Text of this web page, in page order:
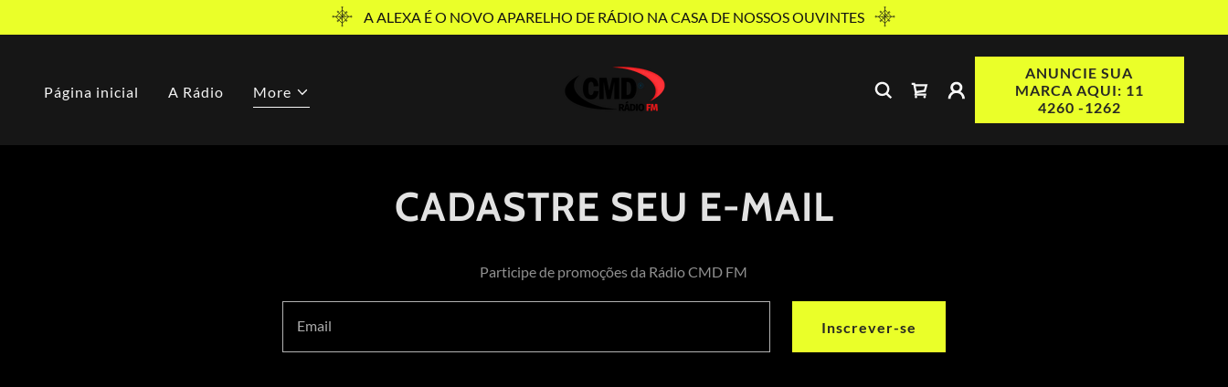
A ALEXA É O NOVO APARELHO DE RÁDIO NA CASA DE NOSSOS OUVINTES
Página inicial A Rádio More
ANUNCIE SUA
MARCA AQUI: 11
4260 -1262
CADASTRE SEU E-MAIL
Participe de promoções da Rádio CMD FM
Email Inscrever-se